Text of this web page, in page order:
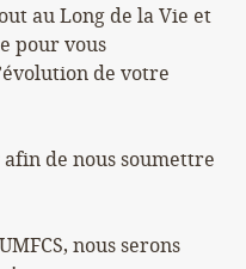
au Long de la Vie et
pour vous
de votre
afin de nous soumettre
nous serons